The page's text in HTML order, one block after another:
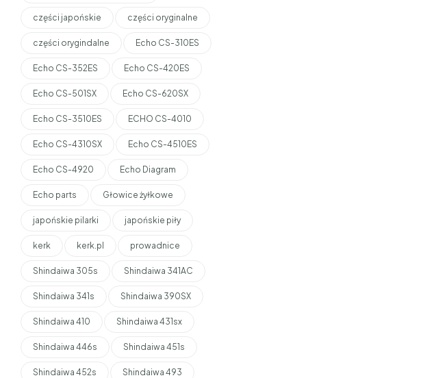
części japońskie części oryginalne
części orygindalne Echo CS-310ES
Echo CS-352ES Echo CS-420ES
Echo CS-501SX Echo CS-620SX
Echo CS-3510ES ECHO CS-4010
Echo CS-4310SX Echo CS-4510ES
Echo CS-4920 Echo Diagram
Echo parts Głowice żyłkowe
japońskie pilarki japońskie piły
kerk kerk.pl prowadnice
Shindaiwa 305s Shindaiwa 341AC
Shindaiwa 341s Shindaiwa 390SX
Shindaiwa 410 Shindaiwa 431sx
Shindaiwa 446s Shindaiwa 451s
Shindaiwa 452s Shindaiwa 493